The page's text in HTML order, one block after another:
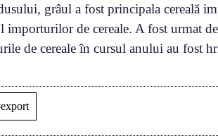
grâul a fost principala cereală
importurilor de cereale. A fost urmat
de cereale în cursul anului au fost